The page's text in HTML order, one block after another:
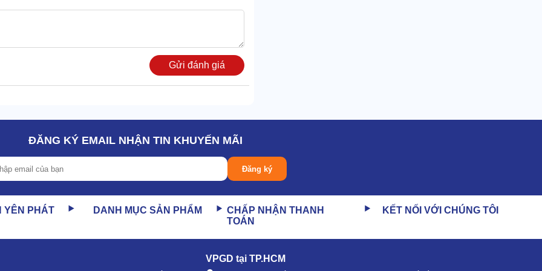
sạch của thiết bị. Đặc biệt là khi phối hợp với áp lực
Gửi đánh giá
ĐĂNG KÝ EMAIL NHẬN TIN KHUYẾN MÃI
Đăng ký
YÊN PHÁT DANH MỤC SẢN PHẨM
CHẤP NHẬN THANH
TOÁN
KẾT NỐI VỚI CHÚNG TÔI
VPGD tại TP.HCM